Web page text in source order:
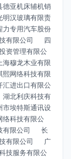
德亚机床辅机销
明汉玻璃有限责
力专用汽车股份
有限公司
四
资管理有限公
海穆龙木业有限
熙网络科技有限
汇进出口有限公
湖北利庆科技有
市埃特斯通讯设
络科技有限公
有限公司
长
有限公司
广
技服务有限公